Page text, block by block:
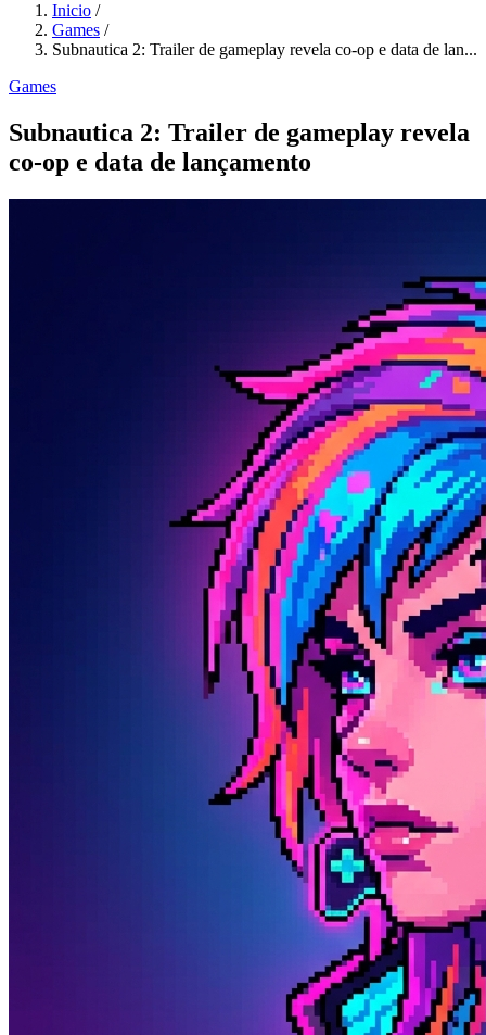
Inicio /
Games /
Subnautica 2: Trailer de gameplay revela co-op e data de lan...
Games
Subnautica 2: Trailer de gameplay revela
co-op e data de lançamento